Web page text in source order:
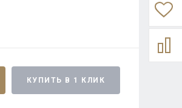
КУПИТЬ В 1 КЛИК